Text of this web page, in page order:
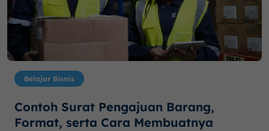
Belajar Bisnis
Contoh Surat Pengajuan Barang,
Format, serta Cara Membuatnya